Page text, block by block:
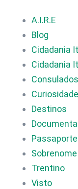
A.I.R.E
Blog
Cidadania
Cidadania
Consulados
Destinos
Sobrenome
Trentino
Visto